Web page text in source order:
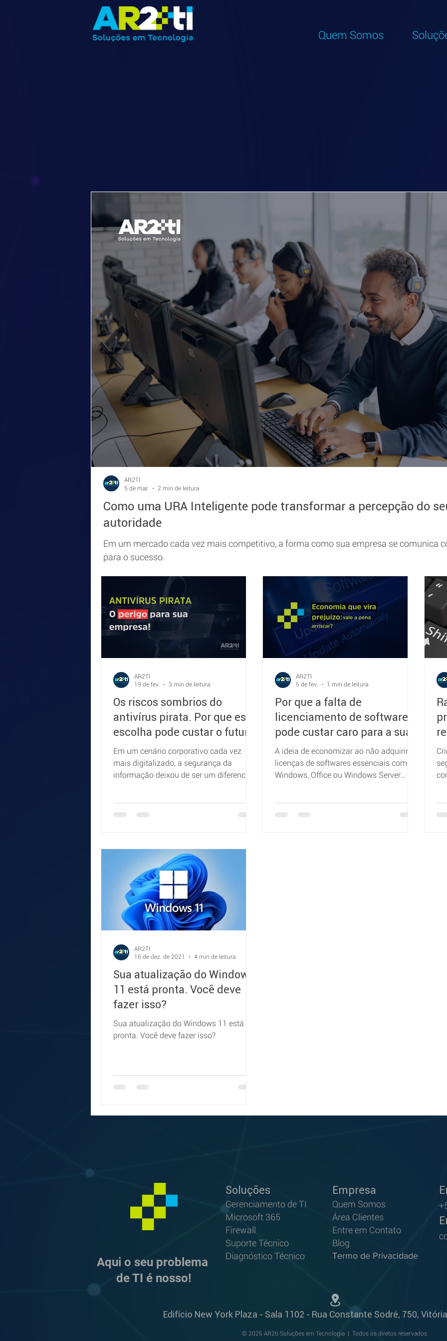
Quem Somos
Como uma URA Inteligente pode transformar a percepção do
autoridade
Em um mercado cada vez mais competitivo, a forma como sua empresa se comunica
para o sucesso.
AR2TI
5 de mar.
2 min de leitura
Os riscos sombrios do
antivírus pirata. Por que essa
escolha pode custar o futuro
da sua empresa
Em um cenário corporativo cada vez
mais digitalizado, a segurança da
informação deixou de ser um diferencial
piratas de antivírus, acreditando estar
economizando.
AR2TI
19 de fev.
3 min de leitura
Por que a falta de
licenciamento de software
pode custar caro para a sua
empresa?
A ideia de economizar ao não adquirir
licenças de softwares essenciais como
Windows, Office ou Windows Server
AR2TI
5 de fev.
1 min de leitura
Sua atualização do Windows
11 está pronta. Você deve
fazer isso?
Sua atualização do Windows 11 está
pronta. Você deve fazer isso?
AR2TI
16 de dez. de 2021
4 min de leitura
Aqui o seu problema
de TI é nosso!
Soluções
Gerenciamento de TI
Microsoft 365
Firewall
Suporte Técnico
Diagnóstico Técnico
Empresa
Quem Somos
Área Clientes
Entre em Contato
Blog
Termo de Privacidade
Edifício New York Plaza - Sala 1102 - Rua Constante Sodré, 750,
© 2025 AR2ti Soluções em Tecnologia | Todos os diretos reservados